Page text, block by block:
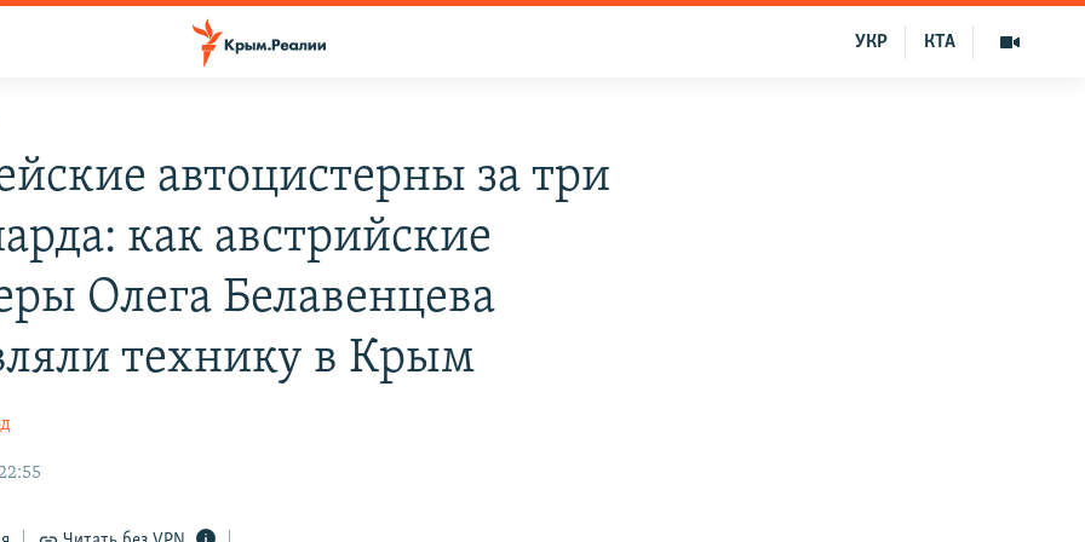
КТА
УКР
автоцистерны за три
как австрийские
Олега Белавенцева
технику в Крым